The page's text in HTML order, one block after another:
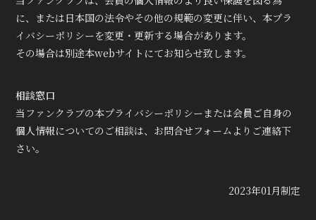
に、または日本国の法令やその他の規範の変更に伴い、本プラ
イバシーポリシーを変更・更新する場合があります。
その場合は別途本webサイトにてお知らせ致します。
相談窓口
当ファンクラブの本プライバシーポリシーまたは会員ご自身の
個人情報についてのご相談は、お問合せフォームよりご連絡下
さい。
2023年01月制定